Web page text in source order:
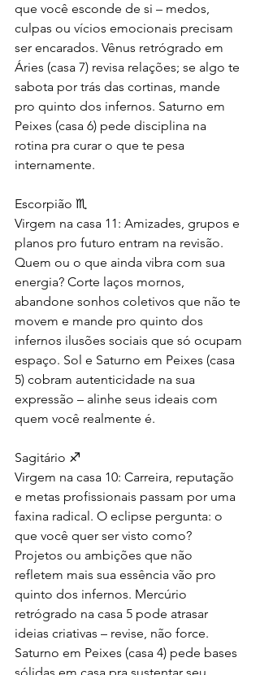
que você esconde de si – medos,
culpas ou vícios emocionais precisam
ser encarados. Vênus retrógrado em
Áries (casa 7) revisa relações; se algo te
sabota por trás das cortinas, mande
pro quinto dos infernos. Saturno em
Peixes (casa 6) pede disciplina na
rotina pra curar o que te pesa
internamente.
Escorpião ♏
Virgem na casa 11: Amizades, grupos e
planos pro futuro entram na revisão.
Quem ou o que ainda vibra com sua
energia? Corte laços mornos,
abandone sonhos coletivos que não te
movem e mande pro quinto dos
infernos ilusões sociais que só ocupam
espaço. Sol e Saturno em Peixes (casa
5) cobram autenticidade na sua
expressão – alinhe seus ideais com
quem você realmente é.
Sagitário ♐
Virgem na casa 10: Carreira, reputação
e metas profissionais passam por uma
faxina radical. O eclipse pergunta: o
que você quer ser visto como?
Projetos ou ambições que não
refletem mais sua essência vão pro
quinto dos infernos. Mercúrio
retrógrado na casa 5 pode atrasar
ideias criativas – revise, não force.
Saturno em Peixes (casa 4) pede bases